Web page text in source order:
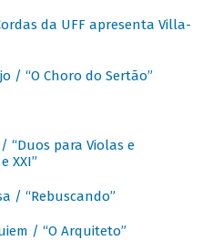
da UFF apresenta Villa-
/ “O Choro do Sertão”
“Duos para Violas e
XXI”
/ “Rebuscando”
/ “O Arquiteto”